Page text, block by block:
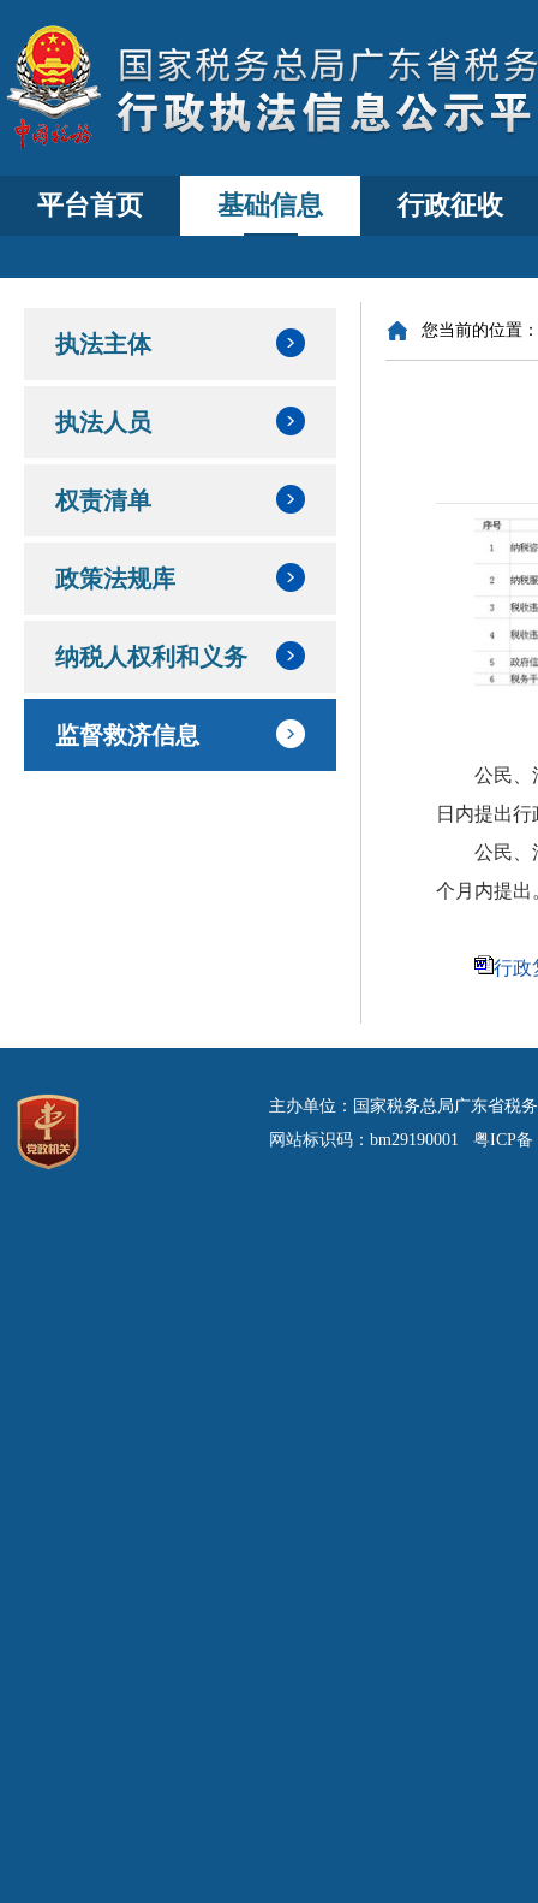
平台首页 基础信息 行政征收
执法主体
执法人员
权责清单
政策法规库
纳税人权利和义务
监督救济信息
您当前的位置
公民、
日内提出
公民、
个月内提出
行政
主办单位：国家税务总局广东省税
网站标识码：bm29190001 粤ICP